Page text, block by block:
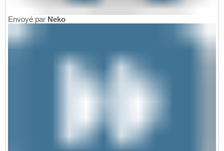
Envoyé par Neko